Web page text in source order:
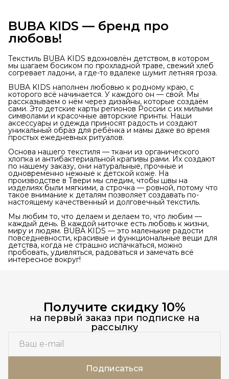
BUBA KIDS — бренд про
любовь!
Текстиль BUBA KIDS вдохновлён детством, в котором
мы шагаем босиком по прохладной траве, свежий хлеб
согревает ладони, а где-то вдалеке шумит летняя гроза.
BUBA KIDS наполнен любовью к родному краю, с
которого всё начинается. У каждого он — свой. Мы
рассказываем о нём через дизайны, которые создаём
сами. Это детские карты регионов России с их милыми
символами и красочные авторские принты. Наши
аксессуары и одежда приносят радость и создают
уникальный образ для ребёнка и мамы даже во время
простых ежедневных ритуалов.
Основа нашего текстиля — ткани из органического
хлопка и антибактериальной крапивы рами. Их создают
по нашему заказу, они натуральные, прочные и
одновременно нежные к детской коже. На
производстве в Твери мы следим, чтобы швы на
изделиях были мягкими, а строчка — ровной, потому что
такое внимание к деталям позволяет создавать по-
настоящему качественный и долговечный текстиль.
Мы любим то, что делаем и делаем то, что любим —
каждый день. В каждой ниточке есть любовь к жизни,
миру и людям. BUBA KIDS — это маленькие радости
повседневности, красивые и функциональные вещи для
детства, когда не страшно испачкаться, можно
пробовать, удивляться, радоваться и замечать всё
интересное вокруг!
Получите скидку 10%
на первый заказ при подписке на
рассылку
Подписаться